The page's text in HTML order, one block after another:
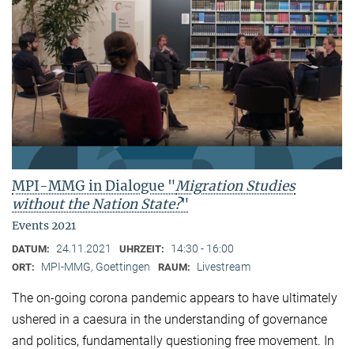
MPI-MMG in Dialogue "Migration Studies
without the Nation State?"
Events 2021
DATUM: 24.11.2021 UHRZEIT: 14:30 - 16:00
ORT: MPI-MMG, Goettingen RAUM: Livestream
The on-going corona pandemic appears to have ultimately
ushered in a caesura in the understanding of governance
and politics, fundamentally questioning free movement. In